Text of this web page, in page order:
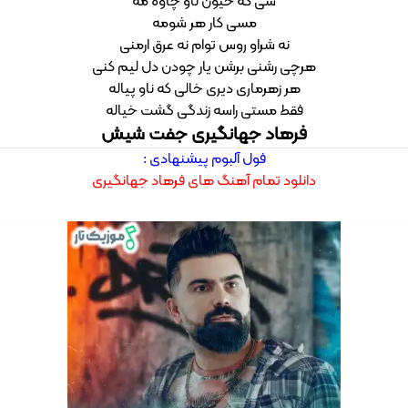
مسی کار هر شومه
نه شراو روس توام نه عرق ارمنی
هرچی رشنی برشن یار چودن دل لیم کنی
هر زهرماری دیری خالی که ناو پیاله
فقط مستی راسه زندگی گشت خیاله
فرهاد جهانگیری جفت شیش
فول آلبوم پیشنهادی :
دانلود تمام آهنگ های فرهاد جهانگیری